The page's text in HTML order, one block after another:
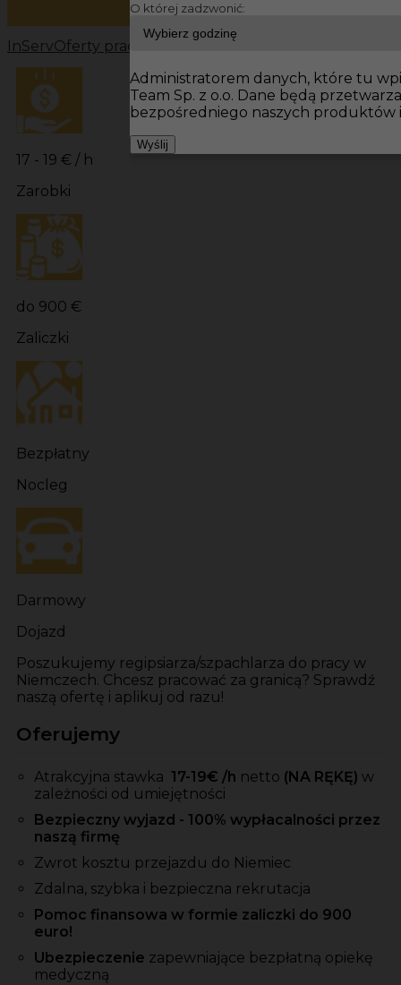
InServOferty pracy Prace wykończeniowe Niemcy
17 - 19 € / h
Zarobki
do 900 €
Zaliczki
Bezpłatny
Nocleg
Darmowy
Dojazd
Poszukujemy regipsiarza/szpachlarza do pracy w
Niemczech. Chcesz pracować za granicą? Sprawdź
naszą ofertę i aplikuj od razu!
Oferujemy
Atrakcyjna stawka 17-19€ /h netto (NA RĘKĘ) w
zależności od umiejętności
Bezpieczny wyjazd - 100% wypłacalności przez
naszą firmę
Zwrot kosztu przejazdu do Niemiec
Zdalna, szybka i bezpieczna rekrutacja
Pomoc finansowa w formie zaliczki do 900
euro!
Ubezpieczenie zapewniające bezpłatną opiekę
medyczną
O której zadzwonić:
Administratorem danych, które tu
Team Sp. z o.o. Dane będą
bezpośredniego naszych produktów i
Wyślij